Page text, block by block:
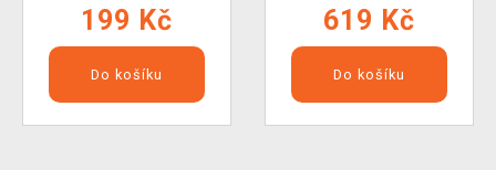
199 Kč
Do košíku
619 Kč
Do košíku